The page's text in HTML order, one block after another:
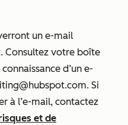
un e-mail
Consultez votre boîte
d’un e-
Si
à l’e-mail, contactez
et de